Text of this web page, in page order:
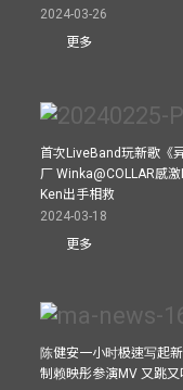
2024-03-26
更多
首次LiveBand玩新歌《
厂 Winka@COLLAR感
Ken出手相救
2024-03-18
更多
陈健安一小时极速写起
制赖映彤参演MV 又跳